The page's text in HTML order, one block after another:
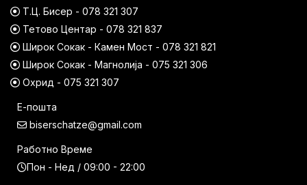
Т.Ц. Бисер - 078 321 307
Тетово Центар - 078 321 837
Широк Сокак - Камен Мост - 078 321 821
Широк Сокак - Магнолија - 075 321 306
Охрид - 075 321 307
Е-пошта
biserschatze@gmail.com
Работно Време
Пон - Нед / 09:00 - 22:00